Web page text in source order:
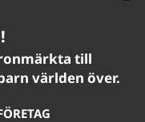
till
världen över.